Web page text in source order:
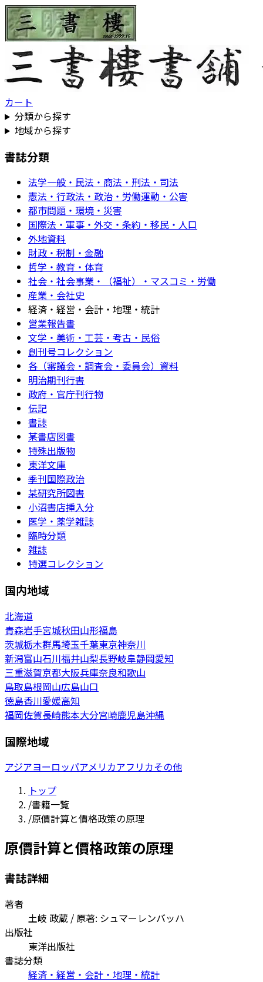
カート
分類から探す
地域から探す
書誌分類
法学一般・民法・商法・刑法・司法
憲法・行政法・政治・労働運動・公害
都市問題・環境・災害
国際法・軍事・外交・条約・移民・人口
外地資料
財政・税制・金融
哲学・教育・体育
社会・社会事業・（福祉）・マスコミ・労働
産業・会社史
経済・経営・会計・地理・統計
営業報告書
文学・美術・工芸・考古・民俗
創刊号コレクション
各（審議会・調査会・委員会）資料
明治期刊行書
政府・官庁刊行物
伝記
書誌
某書店図書
特殊出版物
東洋文庫
季刊国際政治
某研究所図書
小沼書店挿入分
医学・薬学雑誌
臨時分類
雑誌
特選コレクション
国内地域
北海道
青森岩手宮城秋田山形福島
茨城栃木群馬埼玉千葉東京神奈川
新潟富山石川福井山梨長野岐阜静岡愛知
三重滋賀京都大阪兵庫奈良和歌山
鳥取島根岡山広島山口
徳島香川愛媛高知
福岡佐賀長崎熊本大分宮崎鹿児島沖縄
国際地域
アジアヨーロッパアメリカアフリカその他
トップ
/書籍一覧
/原價計算と價格政策の原理
原價計算と價格政策の原理
書誌詳細
著者
土岐 政蔵 / 原著: シュマーレンバッハ
出版社
東洋出版社
書誌分類
経済・経営・会計・地理・統計